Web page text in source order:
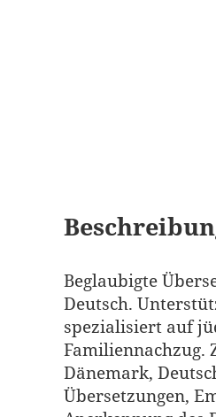
Beglaubigte
Deutsch.
spezialisiert auf
Familiennachzug.
Dänemark,
Übersetzungen,